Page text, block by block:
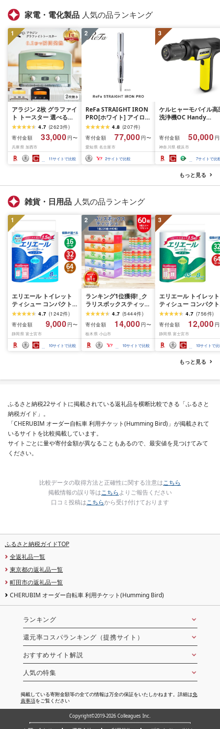
家電・電化製品 人気の品ランキング
1
アラジン 2枚 グラファイ
ト トースター 選べるカ
ラー 2枚焼き ホワイト
グリーン ブラック 白 緑
黒 Aladdin アラジント
ースター 調理家電 キッ
チン家電 家電 お手入れ
簡単 新生活 お届け:約1
次発送予定)
4.7 (2623件)
寄付金額
33,000 円〜
兵庫県 加西市
11サイトで比較
2
ReFa STRAIGHT IRON
PRO[ホワイト] アイロン
家電 美容 リファ アイロ
4.8 (207件)
寄付金額
77,000 円〜
愛知県 名古屋市
2サイトで比較
3
ケルヒャーモバイル高
洗浄機OC Handy
神奈川県 横浜市 生活
電 日用品 人気 おすす
送料無料 掃除 便利 コ
パクト 高圧洗浄機 ポ
タブル清掃 泡洗浄 家
ラク ベランダ掃除
寄付金額 50,000
神奈川県 横浜市
7サイトで比
もっと見る
雑貨・日用品 人気の品ランキング
1
エリエール トイレット
ティシュー コンパクト
シングル [個数が選べ
る:16・32・64 ロール]
1.5倍巻 82.5m トイレッ
トペーパー シングル パ
ルプ100% 香りつき 日用
品 消耗品 備蓄 ふるさと
4.7 (1242件)
寄付金額
9,000 円〜
静岡県 富士宮市
10サイトで比較
2
ランキング1位獲得! _ク
ラリスボックスティッシ
ュ60箱(1箱220組(440
枚))(5個入り×12セット)_
ティッシュ ティッシュ
ペーパー 日用品 常備品
生活用品 まとめ買い [配
送不可地域:離島・沖縄
4.7 (5444件)
寄付金額
14,000 円〜
栃木県 小山市
10サイトで比較
3
エリエール トイレット
ティシュー コンパクト
ダブル [選べるロール
数:32・64 ロール] 1.5
巻 45m トイレットペ
パー ダブル パルプ
香りつき 日用品 消耗
備蓄 ふるさと納税 ふ
さと 送料無料 静岡県
4.7 (756件)
寄付金額
12,000
静岡県 富士宮市
10サイトで
もっと見る
ふるさと納税22サイトに掲載されている返礼品を横断比較できる「ふるさと
納税ガイド」。
「CHERUBIM オーダー自転車 利用チケット(Humming Bird)」が掲載されて
いるサイトを比較掲載しています。
サイトごとに量や寄付金額が異なることもあるので、最安値を見つけてみて
ください。
比較データの取得方法と正確性に関する注意はこちら
掲載情報の誤り等はこちらよりご報告ください
口コミ投稿はこちらから受け付けております
ふるさと納税ガイドTOP
全返礼品一覧
東京都の返礼品一覧
町田市の返礼品一覧
CHERUBIM オーダー自転車 利用チケット(Humming Bird)
ランキング
還元率コスパランキング（提携サイト）
おすすめサイト解説
人気の特集
掲載している寄附金額等の全ての情報は万全の保証をいたしかねます。詳細は免
責事項をご覧ください
Copyright©2019-2026 Colleagues Inc.